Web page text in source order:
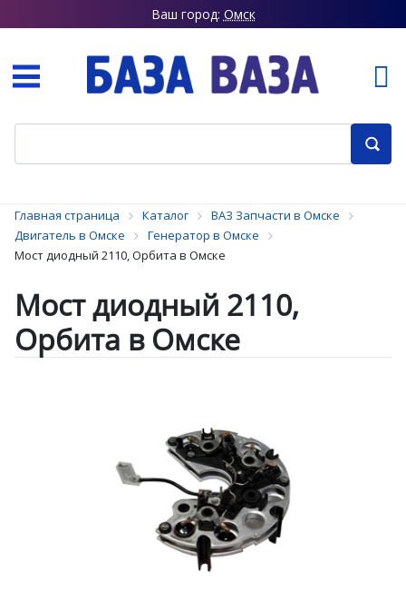
Ваш город: Омск
Главная страница Каталог
ВАЗ Запчасти в Омске
Двигатель в Омске
Генератор в Омске
Мост диодный 2110, Орбита в Омске
Мост диодный 2110,
Орбита в Омске